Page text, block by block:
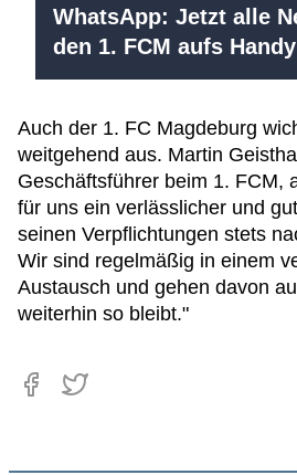
WhatsApp: Jetzt alle
den 1. FCM aufs
Auch der 1. FC Magdeburg
weitgehend aus. Martin
Geschäftsführer beim 1. FCM,
für uns ein verlässlicher und
seinen Verpflichtungen stets
Wir sind regelmäßig in einem
Austausch und gehen davon
weiterhin so bleibt."